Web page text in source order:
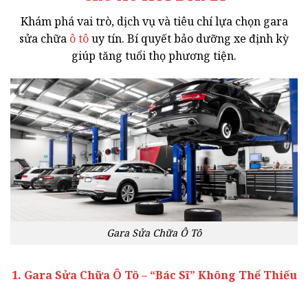
Khám phá vai trò, dịch vụ và tiêu chí lựa chọn gara
sửa chữa ô tôuy tín. Bí quyết bảo dưỡng xe định kỳ
giúp tăng tuổi thọ phương tiện.
Gara Sửa Chữa Ô Tô
1. Gara Sửa Chữa Ô Tô – “Bác Sĩ” Không Thể Thiếu